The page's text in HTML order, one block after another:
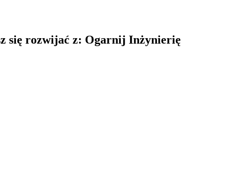
się rozwijać z: Ogarnij Inżynierię